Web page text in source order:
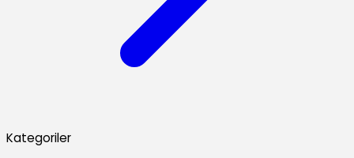
Kategoriler